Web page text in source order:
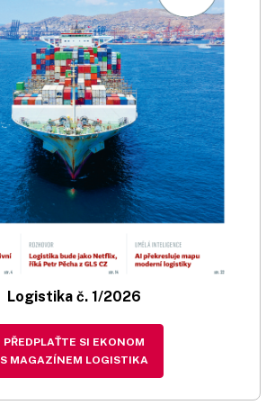
Logistika č. 1/2026
PŘEDPLAŤTE SI EKONOM
S MAGAZÍNEM LOGISTIKA